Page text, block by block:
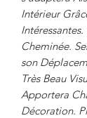
Intérieur
Cheminée.
son
Très Beau
Apportera
Décoration.